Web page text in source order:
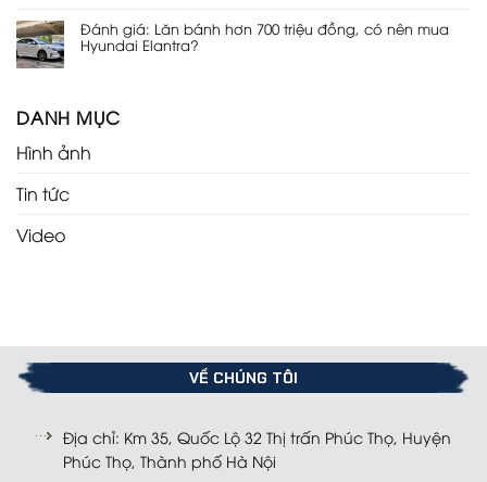
Đánh giá: Lăn bánh hơn 700 triệu đồng, có nên mua
Hyundai Elantra?
DANH MỤC
Hình ảnh
Tin tức
Video
VỀ CHÚNG TÔI
Địa chỉ: Km 35, Quốc Lộ 32 Thị trấn Phúc Thọ, Huyện
Phúc Thọ, Thành phố Hà Nội